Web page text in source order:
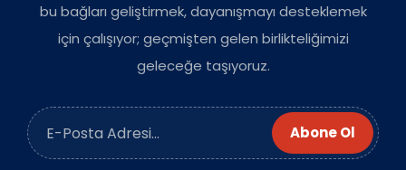
bu bağları geliştirmek, dayanışmayı desteklemek
için çalışıyor; geçmişten gelen birlikteliğimizi
geleceğe taşıyoruz.
Abone Ol